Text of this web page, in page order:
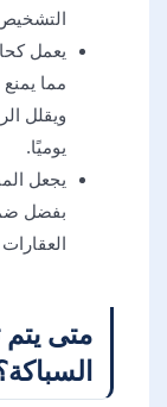
يعمل
مما
ويقلل
يوميًا.
يجعل
بفضل
متى يتم